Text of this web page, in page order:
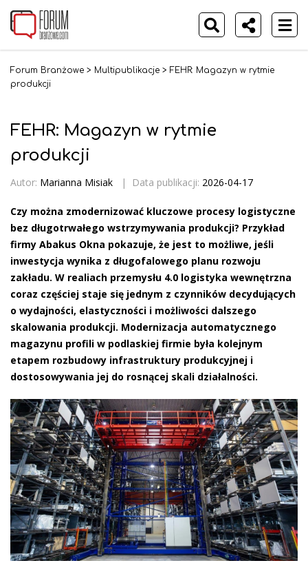
Forum Branżowe > Multipublikacje > FEHR: Magazyn w rytmie
produkcji
FEHR: Magazyn w rytmie
produkcji
Autor: Marianna Misiak | Data publikacji: 2026-04-17
Czy można zmodernizować kluczowe procesy logistyczne
bez długotrwałego wstrzymywania produkcji? Przykład
firmy Abakus Okna pokazuje, że jest to możliwe, jeśli
inwestycja wynika z długofalowego planu rozwoju
zakładu. W realiach przemysłu 4.0 logistyka wewnętrzna
coraz częściej staje się jednym z czynników decydujących
o wydajności, elastyczności i możliwości dalszego
skalowania produkcji. Modernizacja automatycznego
magazynu profili w podlaskiej firmie była kolejnym
etapem rozbudowy infrastruktury produkcyjnej i
dostosowywania jej do rosnącej skali działalności.